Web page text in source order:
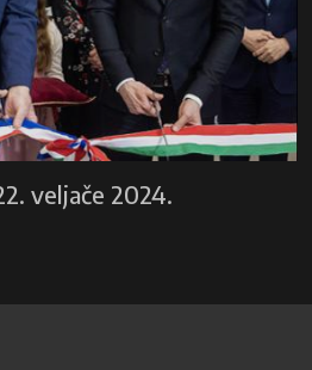
veljače 2024.